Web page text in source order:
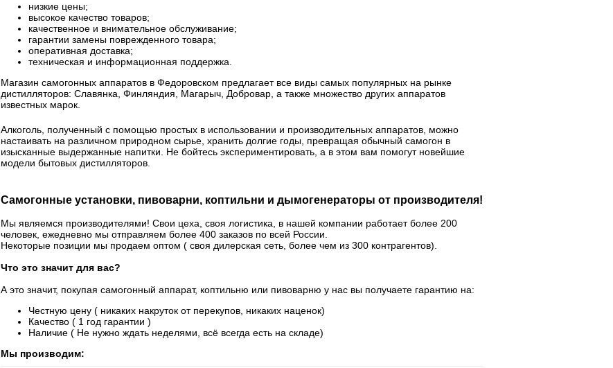
низкие цены;
высокое качество товаров;
качественное и внимательное обслуживание;
гарантии замены поврежденного товара;
оперативная доставка;
техническая и информационная поддержка.
Магазин самогонных аппаратов в Федоровском предлагает все виды самых популярных на рынке
дистилляторов: Славянка, Финляндия, Магарыч, Добровар, а также множество других аппаратов
известных марок.
Алкоголь, полученный с помощью простых в использовании и производительных аппаратов, можно
настаивать на различном природном сырье, хранить долгие годы, превращая обычный самогон в
изысканные выдержанные напитки. Не бойтесь экспериментировать, а в этом вам помогут новейшие
модели бытовых дистилляторов.
Самогонные установки, пивоварни, коптильни и дымогенераторы от производителя!
Мы являемся производителями! Свои цеха, своя логистика, в нашей компании работает более 200
человек, ежедневно мы отправляем более 400 заказов по всей России.
Некоторые позиции мы продаем оптом ( своя дилерская сеть, более чем из 300 контрагентов).
Что это значит для вас?
А это значит, покупая самогонный аппарат, коптильню или пивоварню у нас вы получаете гарантию на:
Честную цену ( никаких накруток от перекупов, никаких наценок)
Качество ( 1 год гарантии )
Наличие ( Не нужно ждать неделями, всё всегда есть на складе)
Мы производим: